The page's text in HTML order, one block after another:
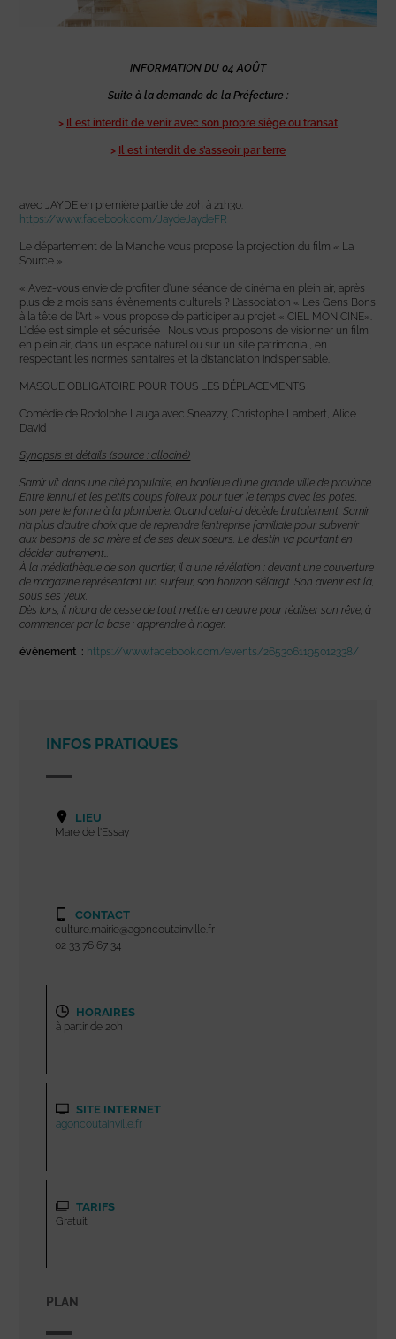
INFORMATION DU 04 AOÛT
Suite à la demande de la Préfecture :
> Il est interdit de venir avec son propre siège ou transat
> Il est interdit de s’asseoir par terre
avec JAYDE en première partie de 20h à 21h30:
https://www.facebook.com/JaydeJaydeFR
Le département de la Manche vous propose la projection du film « La
Source »
« Avez-vous envie de profiter d’une séance de cinéma en plein air, après
plus de 2 mois sans évènements culturels ? L’association « Les Gens Bons
à la tête de l’Art » vous propose de participer au projet « CIEL MON CINE».
L’idée est simple et sécurisée ! Nous vous proposons de visionner un film
en plein air, dans un espace naturel ou sur un site patrimonial, en
respectant les normes sanitaires et la distanciation indispensable.
MASQUE OBLIGATOIRE POUR TOUS LES DÉPLACEMENTS
Comédie de Rodolphe Lauga avec Sneazzy, Christophe Lambert, Alice
David
Synopsis et détails (source : allociné)
Samir vit dans une cité populaire, en banlieue d’une grande ville de province.
Entre l’ennui et les petits coups foireux pour tuer le temps avec les potes,
son père le forme à la plomberie. Quand celui-ci décède brutalement, Samir
n’a plus d’autre choix que de reprendre l’entreprise familiale pour subvenir
aux besoins de sa mère et de ses deux sœurs. Le destin va pourtant en
décider autrement…
À la médiathèque de son quartier, il a une révélation : devant une couverture
de magazine représentant un surfeur, son horizon s’élargit. Son avenir est là,
sous ses yeux.
Dès lors, il n’aura de cesse de tout mettre en œuvre pour réaliser son rêve, à
commencer par la base : apprendre à nager.
événement : https://www.facebook.com/events/2653061195012338/
INFOS PRATIQUES
LIEU
Mare de l'Essay
CONTACT
culture.mairie@agoncoutainville.fr
02 33 76 67 34
HORAIRES
à partir de 20h
SITE INTERNET
agoncoutainville.fr
TARIFS
Gratuit
PLAN